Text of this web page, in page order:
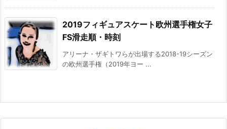
2019フィギュアスケート欧州選手権女子
FS滑走順・時刻
アリーナ・ザギトワらが出場する2018-19シーズン
の欧州選手権（2019年ヨー ...